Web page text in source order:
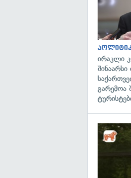
ირაკლი
გარემოა